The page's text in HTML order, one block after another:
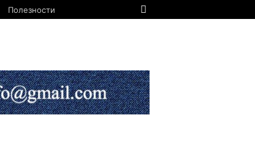
Полезности